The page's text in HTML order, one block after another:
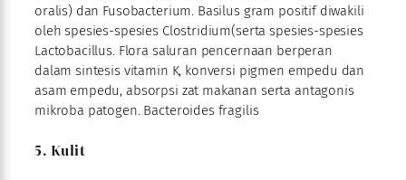
oralis) dan Fusobacterium. Basilus gram positif diwakili
oleh spesies-spesies Clostridium(serta spesies-spesies
Lactobacillus. Flora saluran pencernaan berperan
dalam sintesis vitamin K, konversi pigmen empedu dan
asam empedu, absorpsi zat makanan serta antagonis
mikroba patogen. Bacteroides fragilis
5. Kulit